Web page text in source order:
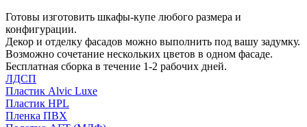
Готовы изготовить шкафы-купе любого размера и
конфигурации.
Декор и отделку фасадов можно выполнить под вашу задумку.
Возможно сочетание нескольких цветов в одном фасаде.
Бесплатная сборка в течение 1-2 рабочих дней.
ЛДСП
Пластик Alvic Luxe
Пластик HPL
Пленка ПВХ